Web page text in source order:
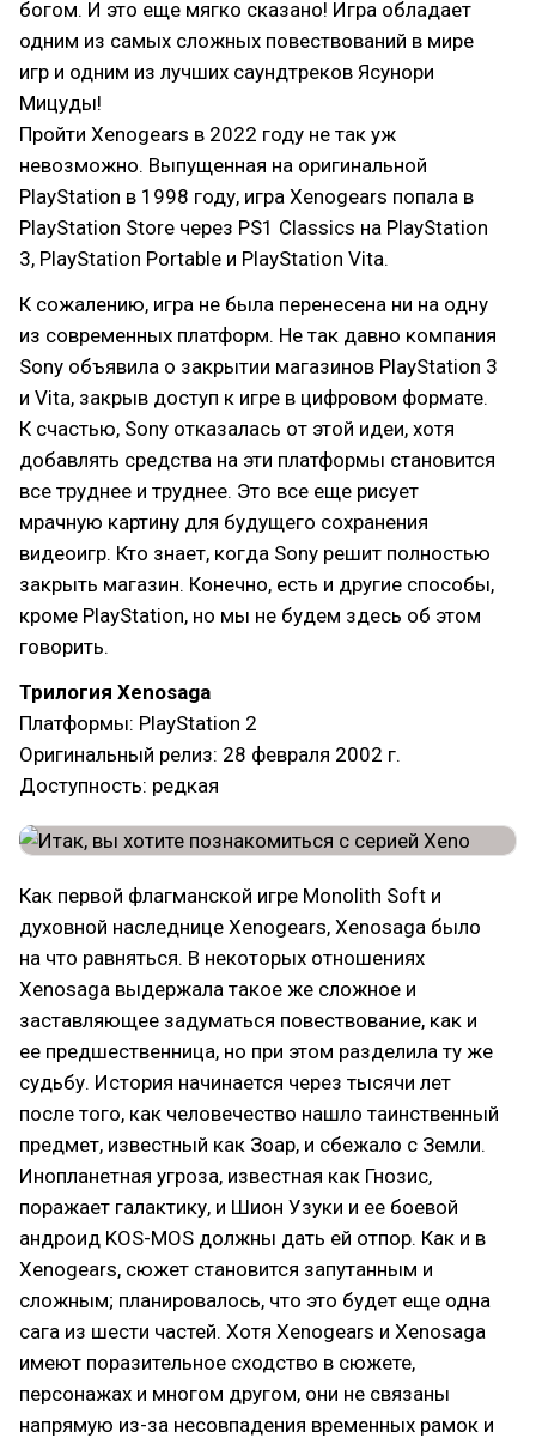
богом. И это еще мягко сказано! Игра обладает
одним из самых сложных повествований в мире
игр и одним из лучших саундтреков Ясунори
Мицуды!
Пройти Xenogears в 2022 году не так уж
невозможно. Выпущенная на оригинальной
PlayStation в 1998 году, игра Xenogears попала в
PlayStation Store через PS1 Classics на PlayStation
3, PlayStation Portable и PlayStation Vita.
К сожалению, игра не была перенесена ни на одну
из современных платформ. Не так давно компания
Sony объявила о закрытии магазинов PlayStation 3
и Vita, закрыв доступ к игре в цифровом формате.
К счастью, Sony отказалась от этой идеи, хотя
добавлять средства на эти платформы становится
все труднее и труднее. Это все еще рисует
мрачную картину для будущего сохранения
видеоигр. Кто знает, когда Sony решит полностью
закрыть магазин. Конечно, есть и другие способы,
кроме PlayStation, но мы не будем здесь об этом
говорить.
Трилогия Xenosaga
Платформы: PlayStation 2
Оригинальный релиз: 28 февраля 2002 г.
Доступность: редкая
Как первой флагманской игре Monolith Soft и
духовной наследнице Xenogears, Xenosaga было
на что равняться. В некоторых отношениях
Xenosaga выдержала такое же сложное и
заставляющее задуматься повествование, как и
ее предшественница, но при этом разделила ту же
судьбу. История начинается через тысячи лет
после того, как человечество нашло таинственный
предмет, известный как Зоар, и сбежало с Земли.
Инопланетная угроза, известная как Гнозис,
поражает галактику, и Шион Узуки и ее боевой
андроид KOS-MOS должны дать ей отпор. Как и в
Xenogears, сюжет становится запутанным и
сложным; планировалось, что это будет еще одна
сага из шести частей. Хотя Xenogears и Xenosaga
имеют поразительное сходство в сюжете,
персонажах и многом другом, они не связаны
напрямую из-за несовпадения временных рамок и